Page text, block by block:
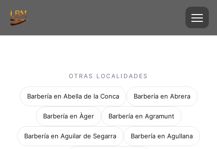
OTRAS LOCALIDADES
Barbería en Abella de la Conca Barbería en Abrera
Barbería en Àger Barbería en Agramunt
Barbería en Aguilar de Segarra Barbería en Agullana